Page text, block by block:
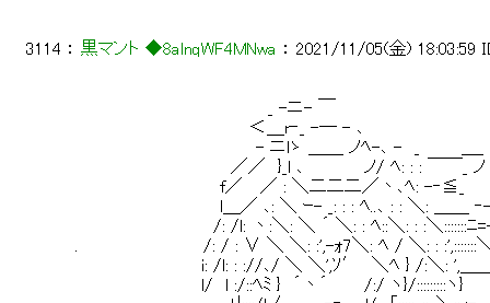
3114 ： 黒マント ◆8alnqWF4MNwa ： 2021/11/05(金) 18:03:59
_ -ニ- ￣
＜＿r‐_ -─ - ､
- ニlゝ ＿＿ ノﾍ-､ -　_　　　 ＿_
／／　}_l ､　　　　　ノ/ ﾍ: : : ￣￣_ ノ
f／　 ／ : ＼二二二／丶､ﾍ: -‐≦_　　　　　　　
l＿／ ､: ＼ ｰ- _: : : ﾍ..､ : : ＼: ＿＿ ‐- ＿　　　
/: /l: 丶:＼: ＼ ´ ＼: : ﾍ::＼: : :＼:::::::ﾆ=-　　
.　　　　　　　 　 　 /: / : ∨ ＼ ＼: :',-ｫ7＼: ﾍ / ＼: : :',:::::::
i: /l: : ://､/ ＼ ＼',ｿ′　＼ﾍ } /:＼: ',＿＿＼　　
l/　l :/::ﾍﾐ }　´丶´　　　/:/ ヽ}/:::::::::ヽ}　　　　　